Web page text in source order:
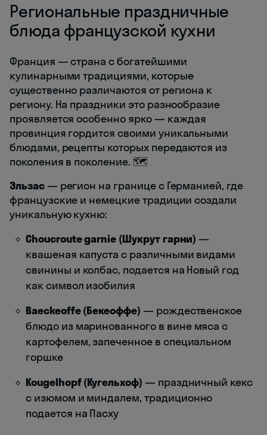
Региональные праздничные
блюда французской кухни
Франция — страна с богатейшими
кулинарными традициями, которые
существенно различаются от региона к
региону. На праздники это разнообразие
проявляется особенно ярко — каждая
провинция гордится своими уникальными
блюдами, рецепты которых передаются из
поколения в поколение. 🗺️
Эльзас— регион на границе с Германией, где
французские и немецкие традиции создали
уникальную кухню:
Choucroute garnie (Шукрут гарни) —
квашеная капуста с различными видами
свинины и колбас, подается на Новый год
как символ изобилия
Baeckeoffe (Бекеоффе) — рождественское
блюдо из маринованного в вине мяса с
картофелем, запеченное в специальном
горшке
Kougelhopf (Кугельхоф) — праздничный кекс
с изюмом и миндалем, традиционно
подается на Пасху